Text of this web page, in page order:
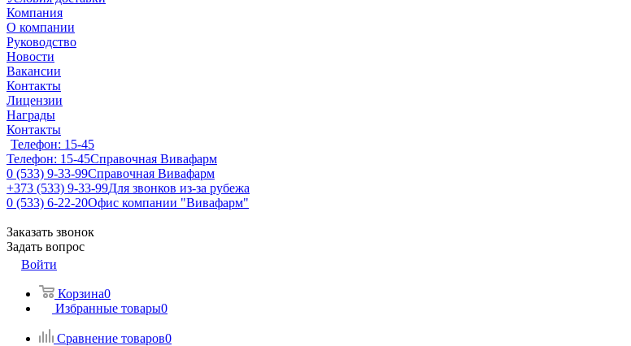
Компания
О компании
Руководство
Новости
Вакансии
Контакты
Лицензии
Награды
Контакты
Телефон: 15-45
Телефон: 15-45Справочная Вивафарм
0 (533) 9-33-99Справочная Вивафарм
+373 (533) 9-33-99Для звонков из-за рубежа
0 (533) 6-22-20Офис компании "Вивафарм"
Заказать звонок
Задать вопрос
Войти
Корзина0
Избранные товары0
Сравнение товаров0